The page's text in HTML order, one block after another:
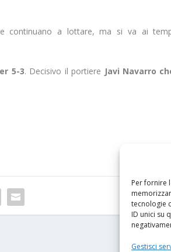
Per fornire
tecnologie
ID unici su
Gestisci
continuano a lottare, ma si va ai
5-3. Decisivo il portiere Javi Navarro